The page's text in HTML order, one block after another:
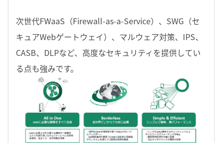
次世代FWaaS（Firewall-as-a-Service）、SWG（セ
キュアWebゲートウェイ）、マルウェア対策、IPS、
CASB、DLPなど、高度なセキュリティを提供してい
る点も強みです。